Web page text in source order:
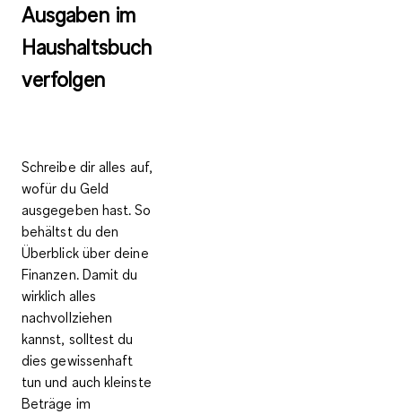
Ausgaben im
Haushaltsbuch
verfolgen
Schreibe dir alles auf,
wofür du Geld
ausgegeben hast. So
behältst du den
Überblick über deine
Finanzen. Damit du
wirklich alles
nachvollziehen
kannst, solltest du
diesgewissenhaft
tun und auchkleinste
Beträge im